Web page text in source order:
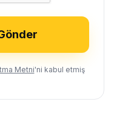
Metni'ni kabul etmiş